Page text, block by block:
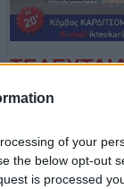
of your
the below opt-out
is processed
Τρίκαλα: Στα
χώρος
χωριό της
8 Αυγούστου 2026, 10:34